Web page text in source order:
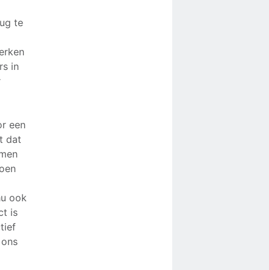
te
in
een
dat
ook
is